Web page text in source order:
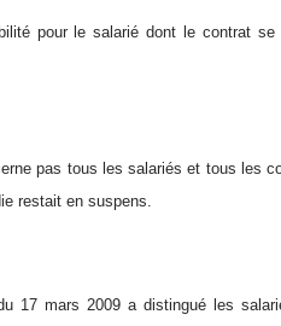
pour le salarié dont le contrat
pas tous les salariés et tous les
restait en suspens.
17 mars 2009 a distingué les